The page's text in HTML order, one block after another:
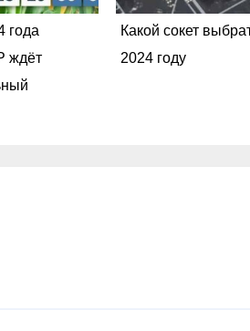
года
ждёт
Какой сокет
2024 году